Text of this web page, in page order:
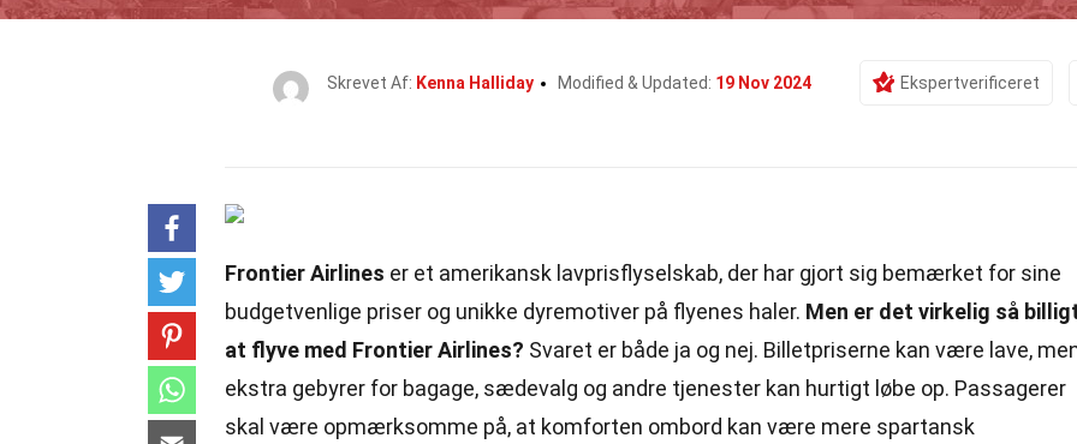
Skrevet Af: Kenna Halliday Modified & Updated: 19 Nov 2024 Ekspertverificeret
Frontier Airlines er et amerikansk lavprisflyselskab, der har gjort sig bemærket for sine
budgetvenlige priser og unikke dyremotiver på flyenes haler. Men er det virkelig så
at flyve med Frontier Airlines? Svaret er både ja og nej. Billetpriserne kan være lave,
ekstra gebyrer for bagage, sædevalg og andre tjenester kan hurtigt løbe op. Passagerer
skal være opmærksomme på, at komforten ombord kan være mere spartansk